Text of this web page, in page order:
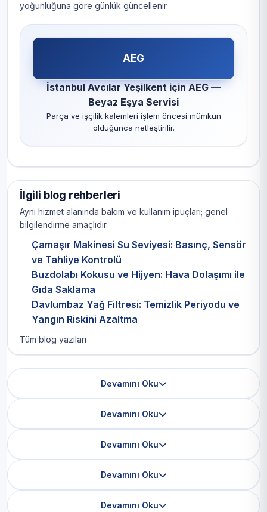
yoğunluğuna göre günlük güncellenir.
AEG
İstanbul Avcılar Yeşilkent için AEG —
Beyaz Eşya Servisi
Parça ve işçilik kalemleri işlem öncesi mümkün
olduğunca netleştirilir.
İlgili blog rehberleri
Aynı hizmet alanında bakım ve kullanım ipuçları; genel
bilgilendirme amaçlıdır.
Çamaşır Makinesi Su Seviyesi: Basınç, Sensör
ve Tahliye Kontrolü
Buzdolabı Kokusu ve Hijyen: Hava Dolaşımı ile
Gıda Saklama
Davlumbaz Yağ Filtresi: Temizlik Periyodu ve
Yangın Riskini Azaltma
Tüm blog yazıları
Devamını Oku
Devamını Oku
Devamını Oku
Devamını Oku
Devamını Oku